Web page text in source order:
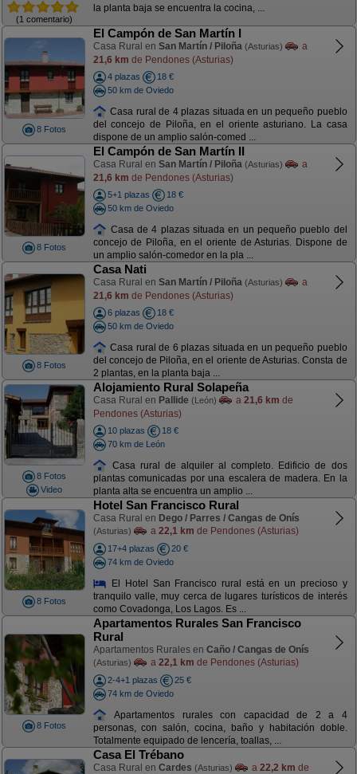
(1 comentario)
la planta baja se encuentra la cocina, ...
8 Fotos
El Campón de San Martín I
Casa Rural en San Martín / Piloña (Asturias)
a
21,6 km de Pendones (Asturias)
4 plazas
18 €
50 km de Oviedo
Casa rural de 4 plazas situada en un pequeño pueblo
del concejo de Piloña, en el oriente asturiano. La casa
dispone de un amplio salón-comed ...
8 Fotos
El Campón de San Martín II
Casa Rural en San Martín / Piloña (Asturias)
a
21,6 km de Pendones (Asturias)
5+1 plazas
18 €
50 km de Oviedo
Casa de 4 plazas situada en un pequeño pueblo del
concejo de Piloña, en el oriente de Asturias. Dispone de
un amplio salón-comedor en la pla ...
8 Fotos
Casa Nati
Casa Rural en San Martín / Piloña (Asturias)
a
21,6 km de Pendones (Asturias)
6 plazas
18 €
50 km de Oviedo
Casa rural de 6 plazas situada en un pequeño pueblo
del concejo de Piloña, en el oriente de Asturias. Consta de
2 plantas, en la planta baja ...
8 Fotos
Video
Alojamiento Rural Solapeña
Casa Rural en Pallide (León) a 21,6 km de
Pendones (Asturias)
10 plazas
18 €
70 km de León
Casa rural de alquiler al completo. Edificio de dos
plantas comunicadas por una escalera de madera. En la
planta alta se encuentra un amplio ...
8 Fotos
Hotel San Francisco Rural
Casa Rural en Dego / Parres / Cangas de Onís
(Asturias) a 22,1 km de Pendones (Asturias)
17+4 plazas
20 €
74 km de Oviedo
El Hotel San Francisco rural está en un precioso y
tranquilo valle, muy cerca de lugares turísticos de interés
como Covadonga, Los Lagos. Es ...
8 Fotos
Apartamentos Rurales San Francisco
Rural
Apartamentos Rurales en Caño / Cangas de Onís
(Asturias) a 22,1 km de Pendones (Asturias)
2-4+1 plazas
25 €
74 km de Oviedo
Apartamentos rurales con capacidad de 2 a 4
personas, con salón, cocina, baño y habitación doble.
Totalmente equipado de lencería, toallas, ...
Casa El Trébano
Casa Rural en Cardes (Asturias) a 22,2 km de